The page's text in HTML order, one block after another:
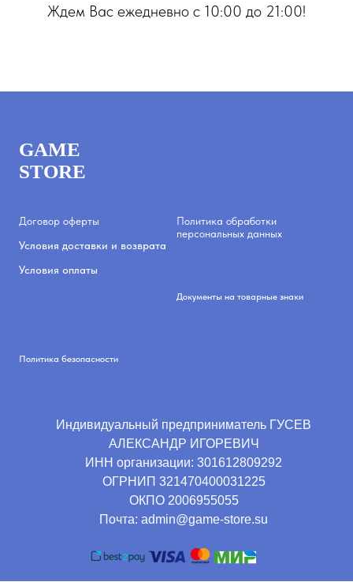
Ждем Вас ежедневно с 10:00 до 21:00!
GAME
STORE
Договор оферты
Условия доставки и возврата
Условия оплаты
Политика обработки
персональных данных
Документы на товарные знаки
Политика безопасности
Индивидуальный предприниматель ГУСЕВ
АЛЕКСАНДР ИГОРЕВИЧ
ИНН организации: 301612809292
ОГРНИП 321470400031225
ОКПО 2006955055
Почта: admin@game-store.su